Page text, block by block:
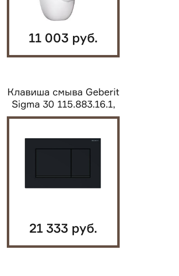
11 003 руб.
Клавиша смыва Geberit
Sigma 30 115.883.16.1,
черный матовый
21 333 руб.